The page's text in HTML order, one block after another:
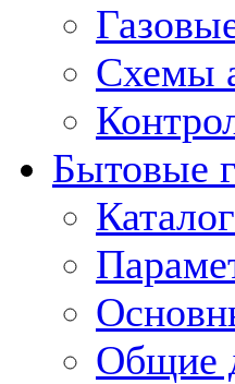
Схемы
Бытовые
Общие